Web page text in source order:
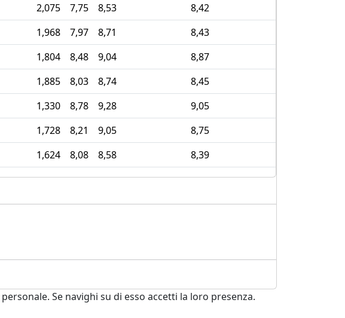
2,075 7,75 8,53 8,42
1,968 7,97 8,71 8,43
1,804 8,48 9,04 8,87
1,885 8,03 8,74 8,45
1,330 8,78 9,28 9,05
1,728 8,21 9,05 8,75
1,624 8,08 8,58 8,39
Se navighi su di esso accetti la loro presenza.